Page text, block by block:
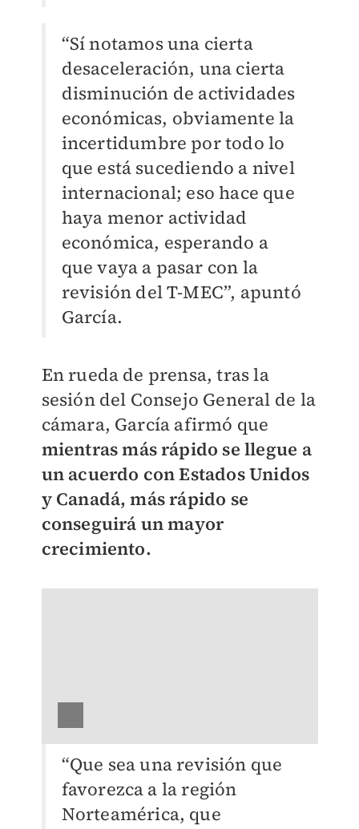
“Sí notamos una cierta
desaceleración, una cierta
disminución de actividades
económicas, obviamente la
incertidumbre por todo lo
que está sucediendo a nivel
internacional; eso hace que
haya menor actividad
económica, esperando a
que vaya a pasar con la
revisión del T-MEC”, apuntó
García.
En rueda de prensa, tras la
sesión del Consejo General de la
cámara, García afirmó que
mientras más rápido se llegue a
un acuerdo con Estados Unidos
y Canadá, más rápido se
conseguirá un mayor
crecimiento.
“Que sea una revisión que
favorezca a la región
Norteamérica, que